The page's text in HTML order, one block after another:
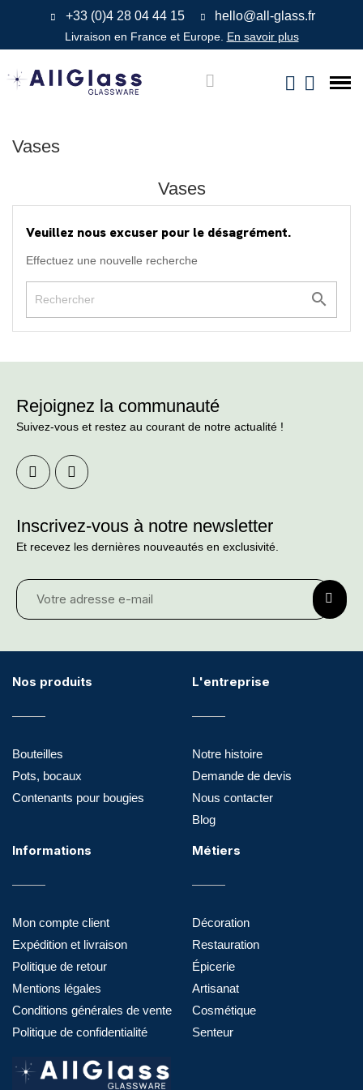
+33 (0)4 28 04 44 15 hello@all-glass.fr
Livraison en France et Europe. En savoir plus
Vases
Vases
Veuillez nous excuser pour le désagrément.
Effectuez une nouvelle recherche

Rejoignez la communauté
Suivez-vous et restez au courant de notre actualité !
Inscrivez-vous à notre newsletter
Et recevez les dernières nouveautés en exclusivité.
Nos produits
Bouteilles
Pots, bocaux
Contenants pour bougies
L'entreprise
Notre histoire
Demande de devis
Nous contacter
Blog
Informations
Mon compte client
Expédition et livraison
Politique de retour
Mentions légales
Conditions générales de vente
Politique de confidentialité
Métiers
Décoration
Restauration
Épicerie
Artisanat
Cosmétique
Senteur